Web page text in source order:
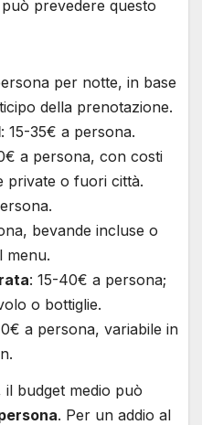
prevedere questo
per notte, in base
della prenotazione.
: 15-35€ a persona.
a persona, con costi
private o fuori città.
bevande incluse o
menu.
: 15-40€ a persona;
o bottiglie.
a persona, variabile in
budget medio può
. Per un addio al